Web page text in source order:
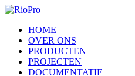
HOME
OVER ONS
PRODUCTEN
PROJECTEN
DOCUMENTATIE